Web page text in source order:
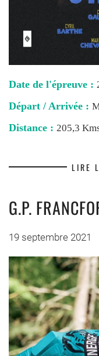
Date de l'épreuve :
Départ / Arrivée :
Distance : 205,3
LIRE
G.P.
19 septembre 2021